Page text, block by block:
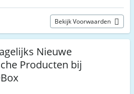
Bekijk Voorwaarden
Nieuwe
Producten bij